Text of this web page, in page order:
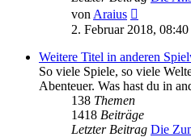
von Araius
Beitrag
2. Februar 2018, 08:40
Weitere Titel in anderen
So viele Spiele, so viele
Abenteuer. Was hast du in
138 Themen
1418 Beiträge
Letzter Beitrag Die